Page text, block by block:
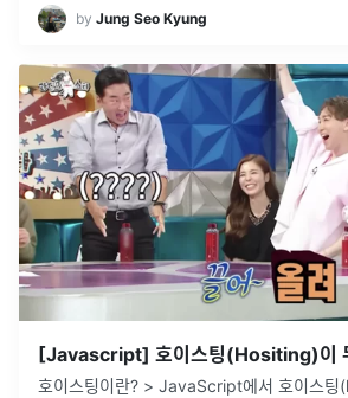
by Jung Seo Kyung
[Javascript] 호이스팅(Hositing)이
호이스팅이란? > JavaScript에서 호이스팅(hoisting)이란, 인터